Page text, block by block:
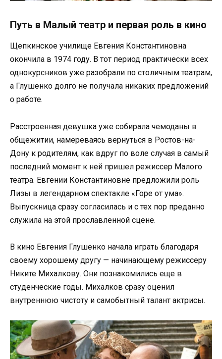
Путь в Малый театр и первая роль в кино
Щепкинское училище Евгения Константиновна
окончила в 1974 году. В тот период практически всех
однокурсников уже разобрали по столичным театрам,
а Глушенко долго не получала никаких предложений
о работе.
Расстроенная девушка уже собирала чемоданы в
общежитии, намереваясь вернуться в Ростов-на-
Дону к родителям, как вдруг по воле случая в самый
последний момент к ней пришел режиссер Малого
театра. Евгении Константиновне предложили роль
Лизы в легендарном спектакле «Горе от ума».
Выпускница сразу согласилась и с тех пор преданно
служила на этой прославленной сцене.
В кино Евгения Глушенко начала играть благодаря
своему хорошему другу — начинающему режиссеру
Никите Михалкову. Они познакомились еще в
студенческие годы. Михалков сразу оценил
внутреннюю чистоту и самобытный талант актрисы.